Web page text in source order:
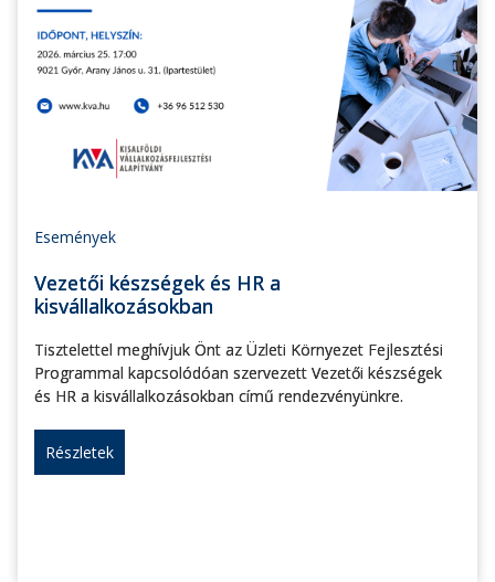
Események
Vezetői készségek és HR a
kisvállalkozásokban
Tisztelettel meghívjuk Önt az Üzleti Környezet Fejlesztési
Programmal kapcsolódóan szervezett Vezetői készségek
és HR a kisvállalkozásokban című rendezvényünkre.
Részletek